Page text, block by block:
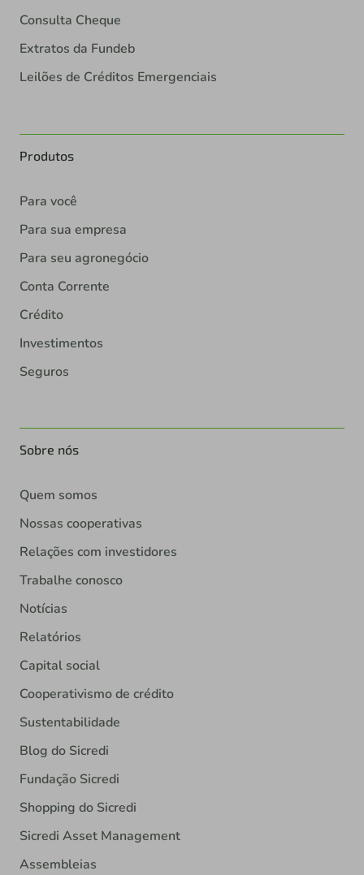
Consulta Cheque
Extratos da Fundeb
Leilões de Créditos Emergenciais
Produtos
Para você
Para sua empresa
Para seu agronegócio
Conta Corrente
Crédito
Investimentos
Seguros
Sobre nós
Quem somos
Nossas cooperativas
Relações com investidores
Trabalhe conosco
Notícias
Relatórios
Capital social
Cooperativismo de crédito
Sustentabilidade
Blog do Sicredi
Fundação Sicredi
Shopping do Sicredi
Sicredi Asset Management
Assembleias